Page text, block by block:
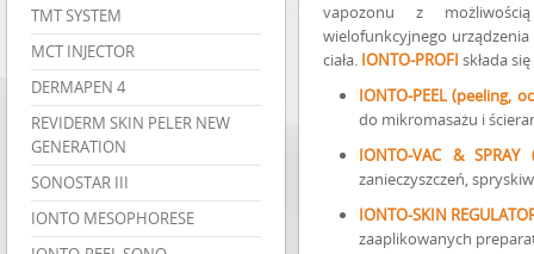
vapozonu z
wielofunkcyjnego urządzenia
ciała. IONTO-PROFI składa
IONTO-PEEL (peeling,
do mikromasażu i
IONTO-VAC &
zanieczyszczeń,
IONTO-SKIN
zaaplikowanych
TMT SYSTEM
MCT INJECTOR
DERMAPEN 4
REVIDERM SKIN PELER NEW
GENERATION
SONOSTAR III
IONTO MESOPHORESE